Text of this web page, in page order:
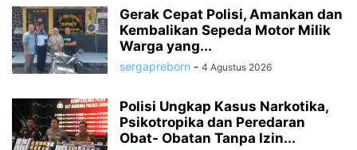
Gerak Cepat Polisi, Amankan dan
Kembalikan Sepeda Motor Milik
Warga yang...
sergapreborn - 4 Agustus 2026
Polisi Ungkap Kasus Narkotika,
Psikotropika dan Peredaran
Obat- Obatan Tanpa Izin...